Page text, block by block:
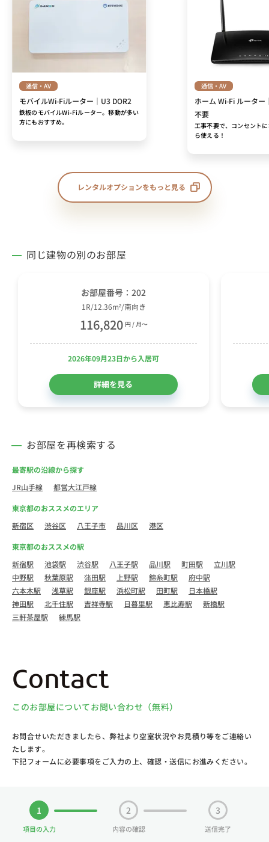
通信・AV
モバイルWi-Fiルーター｜U3 DOR2
鉄板のモバイルWi-Fiルーター。移動が多い
方にもおすすめ。
通信・AV
ホーム Wi-Fi ルータ
不要
工事不要で、コンセント
ら使える！
レンタルオプションをもっと見る
同じ建物の別のお部屋
お部屋番号：202
1R/12.36m²/南向き
116,820 円 / 月〜
2026年09月23日から入居可
詳細を見る
お部屋を再検索する
最寄駅の沿線から探す
JR山手線
都営大江戸線
東京都のおススメのエリア
新宿区
渋谷区 八王子市 品川区 港区
東京都のおススメの駅
新宿駅
池袋駅 渋谷駅 八王子駅 品川駅 町田駅
立川駅
中野駅
秋葉原駅 蒲田駅 上野駅 錦糸町駅
府中駅
六本木駅
浅草駅 銀座駅 浜松町駅 田町駅
日本橋駅
神田駅
北千住駅 吉祥寺駅 日暮里駅 恵比寿駅
新橋駅
三軒茶屋駅
練馬駅
Contact
このお部屋についてお問い合わせ（無料）
お問合せいただきましたら、弊社より空室状況やお見積り等をご連絡い
たします。
下記フォームに必要事項をご入力の上、確認・送信にお進みください。
1
項目の入力
2
内容の確認
3
送信完了